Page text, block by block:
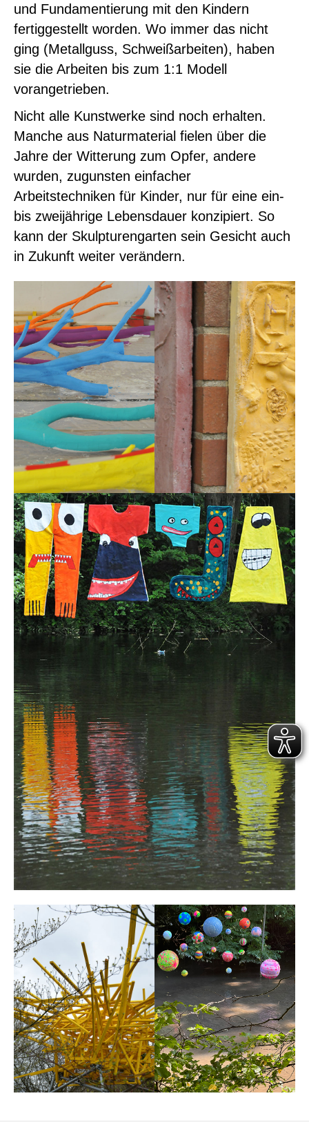
und Fundamentierung mit den Kindern
fertiggestellt worden. Wo immer das nicht
ging (Metallguss, Schweißarbeiten), haben
sie die Arbeiten bis zum 1:1 Modell
vorangetrieben.
Nicht alle Kunstwerke sind noch erhalten.
Manche aus Naturmaterial fielen über die
Jahre der Witterung zum Opfer, andere
wurden, zugunsten einfacher
Arbeitstechniken für Kinder, nur für eine ein-
bis zweijährige Lebensdauer konzipiert. So
kann der Skulpturengarten sein Gesicht auch
in Zukunft weiter verändern.